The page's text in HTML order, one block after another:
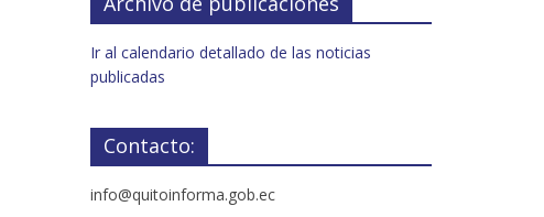
Ir al calendario detallado de las noticias
publicadas
Contacto:
info@quitoinforma.gob.ec